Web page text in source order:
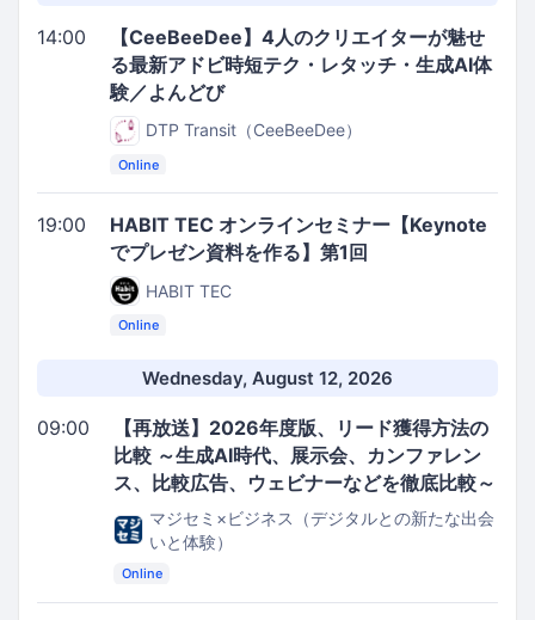
14:00
【CeeBeeDee】4人のクリエイターが魅せ
る最新アドビ時短テク・レタッチ・生成AI体
験／よんどび
DTP Transit（CeeBeeDee）
Online
19:00
HABIT TEC オンラインセミナー【Keynote
でプレゼン資料を作る】第1回
HABIT TEC
Online
Wednesday, August 12, 2026
09:00
【再放送】2026年度版、リード獲得方法の
比較 ～生成AI時代、展示会、カンファレン
ス、比較広告、ウェビナーなどを徹底比較～
マジセミ×ビジネス（デジタルとの新たな出会
いと体験）
Online